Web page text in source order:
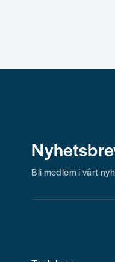
Bli medlem i vårt